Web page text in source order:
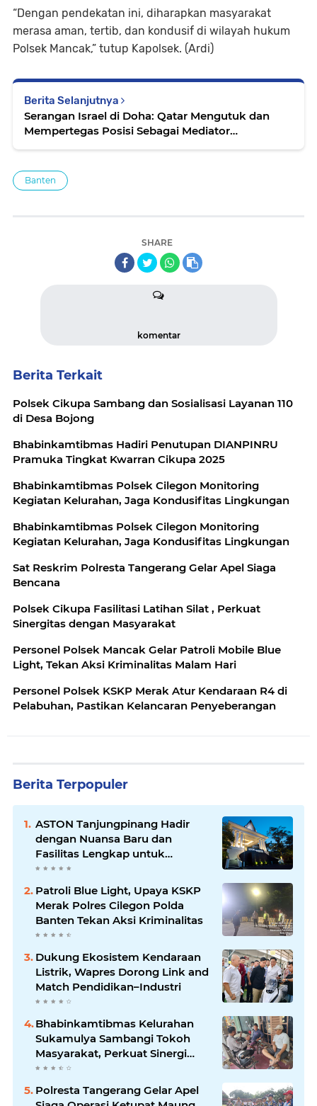
“Dengan pendekatan ini, diharapkan masyarakat
merasa aman, tertib, dan kondusif di wilayah hukum
Polsek Mancak,” tutup Kapolsek. (Ardi)
Berita Selanjutnya
Serangan Israel di Doha: Qatar Mengutuk dan
Mempertegas Posisi Sebagai Mediator
Banten
SHARE
komentar
Berita Terkait
Polsek Cikupa Sambang dan Sosialisasi Layanan 110
di Desa Bojong
Bhabinkamtibmas Hadiri Penutupan DIANPINRU
Pramuka Tingkat Kwarran Cikupa 2025
Bhabinkamtibmas Polsek Cilegon Monitoring
Kegiatan Kelurahan, Jaga Kondusifitas Lingkungan
Bhabinkamtibmas Polsek Cilegon Monitoring
Kegiatan Kelurahan, Jaga Kondusifitas Lingkungan
Sat Reskrim Polresta Tangerang Gelar Apel Siaga
Bencana
Polsek Cikupa Fasilitasi Latihan Silat , Perkuat
Sinergitas dengan Masyarakat
Personel Polsek Mancak Gelar Patroli Mobile Blue
Light, Tekan Aksi Kriminalitas Malam Hari
Personel Polsek KSKP Merak Atur Kendaraan R4 di
Pelabuhan, Pastikan Kelancaran Penyeberangan
Berita Terpopuler
ASTON Tanjungpinang Hadir
dengan Nuansa Baru dan
Fasilitas Lengkap untuk
Kenyamanan Tamu
Patroli Blue Light, Upaya KSKP
Merak Polres Cilegon Polda
Banten Tekan Aksi Kriminalitas
Dukung Ekosistem Kendaraan
Listrik, Wapres Dorong Link and
Match Pendidikan–Industri
Bhabinkamtibmas Kelurahan
Sukamulya Sambangi Tokoh
Masyarakat, Perkuat Sinergi
Jaga Kamtibmas
Polresta Tangerang Gelar Apel